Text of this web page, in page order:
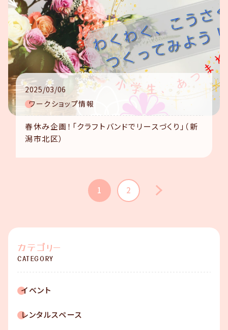
2025/03/06
ワークショップ情報
春休み企画！「クラフトバンドでリースづくり」（新
潟市北区）
1 2
カテゴリー
CATEGORY
イベント
レンタルスペース